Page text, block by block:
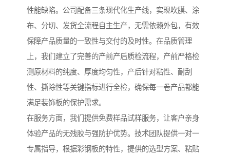
性能缺陷。公司配备三条现代化生产线，实现吹膜、涂
布、分切、发货全流程自主生产，无需依赖外包，有效
保障产品质量的一致性与交付的及时性。在品质管理
上，我们建立了完善的产前产后质检流程，产前严格检
测原材料的纯度、厚度均匀性，产后针对粘性、耐刮
性、撕除性等关键指标进行全检，确保每一卷产品都能
满足装饰板的保护需求。
在服务方面，我们提供免费样品试样服务，让客户亲身
体验产品的无残胶与强防护优势。技术团队提供一对一
专属指导，根据彩钢板的特性，提供的选型方案、粘贴